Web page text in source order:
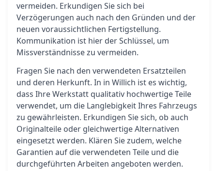
vermeiden. Erkundigen Sie sich bei
Verzögerungen auch nach den Gründen und der
neuen voraussichtlichen Fertigstellung.
Kommunikation ist hier der Schlüssel, um
Missverständnisse zu vermeiden.
Fragen Sie nach den verwendeten Ersatzteilen
und deren Herkunft. In in Willich ist es wichtig,
dass Ihre Werkstatt qualitativ hochwertige Teile
verwendet, um die Langlebigkeit Ihres Fahrzeugs
zu gewährleisten. Erkundigen Sie sich, ob auch
Originalteile oder gleichwertige Alternativen
eingesetzt werden. Klären Sie zudem, welche
Garantien auf die verwendeten Teile und die
durchgeführten Arbeiten angeboten werden.